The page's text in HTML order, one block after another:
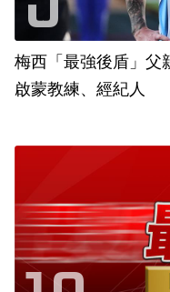
梅西「最強後盾」父
啟蒙教練、經紀人